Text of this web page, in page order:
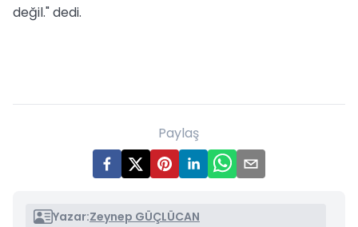
değil." dedi.
Paylaş
Yazar:Zeynep GÜÇLÜCAN